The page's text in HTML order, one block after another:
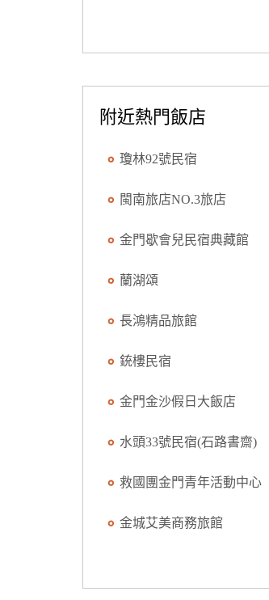
附近熱門飯店
瓊林92號民宿
閩南旅店NO.3旅店
金門歇會兒民宿典藏館
蘭湖頌
長鴻精品旅館
銃樓民宿
金門金沙假日大飯店
水頭33號民宿(石路書齋)
救國團金門青年活動中心
金城艾美商務旅館